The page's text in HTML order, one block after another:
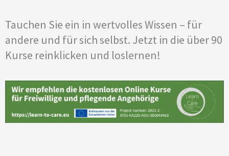
Tauchen Sie ein in wertvolles Wissen – für
andere und für sich selbst. Jetzt in die über 90
Kurse reinklicken und loslernen!